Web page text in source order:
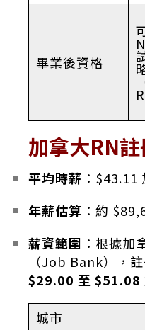
畢業後資格
加拿大RN
平均時薪 ：​ $43.11
年薪估算 ：​ 約
薪資範圍 ：​ 根據加
（Job Bank），
$29.00 至 $51.08
城市